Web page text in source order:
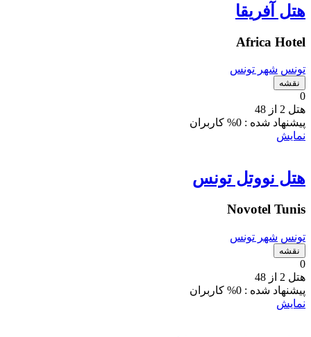
هتل آفریقا
Africa Hotel
تونس شهر تونس
نقشه
0
هتل 2 از 48
پیشنهاد شده : 0% کاربران
نمایش
هتل نووتل تونس
Novotel Tunis
تونس شهر تونس
نقشه
0
هتل 2 از 48
پیشنهاد شده : 0% کاربران
نمایش